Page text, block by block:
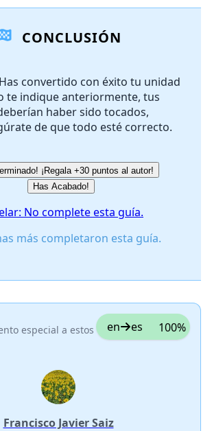
Cancelar Publicar comentario
CONCLUSIÓN
Has convertido con éxito tu unidad
te indique anteriormente, tus
haber sido tocados,
de que todo esté correcto.
¡Regala +30 puntos al autor!
Has Acabado!
No complete esta guía.
más completaron esta guía.
especial a estos
en es 100%
Francisco Javier Saiz